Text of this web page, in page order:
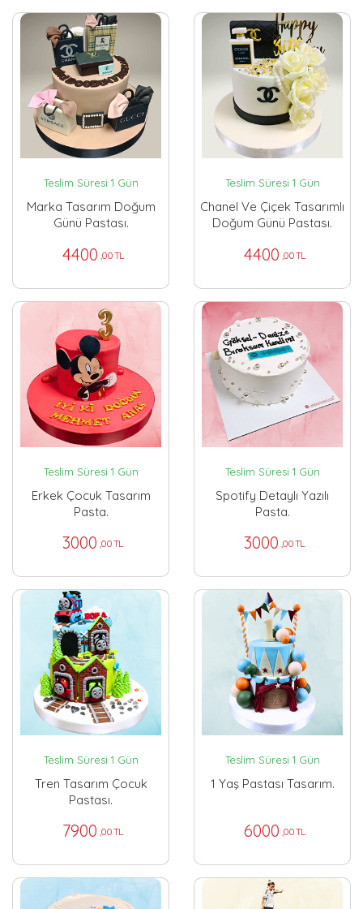
Teslim Süresi 1 Gün
Marka Tasarım Doğum
Günü Pastası.
4400 ,00 TL
Teslim Süresi 1 Gün
Chanel Ve Çiçek Tasarımlı
Doğum Günü Pastası.
4400 ,00 TL
Teslim Süresi 1 Gün
Erkek Çocuk Tasarım
Pasta.
3000 ,00 TL
Teslim Süresi 1 Gün
Spotify Detaylı Yazılı
Pasta.
3000 ,00 TL
Teslim Süresi 1 Gün
Tren Tasarım Çocuk
Pastası.
7900 ,00 TL
Teslim Süresi 1 Gün
1 Yaş Pastası Tasarım.
6000 ,00 TL